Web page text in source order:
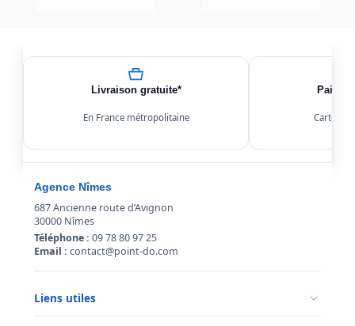
Livraison gratuite*
En France métropolitaine Carte,
Agence Nîmes
687 Ancienne route d’Avignon
30000 Nîmes
Téléphone : 09 78 80 97 25
Email : contact@point-do.com
Liens utiles